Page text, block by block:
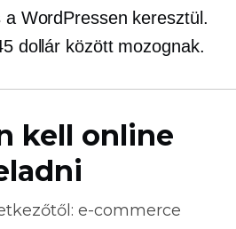
WordPressen keresztül.
dollár között mozognak.
kell online
e-commerce